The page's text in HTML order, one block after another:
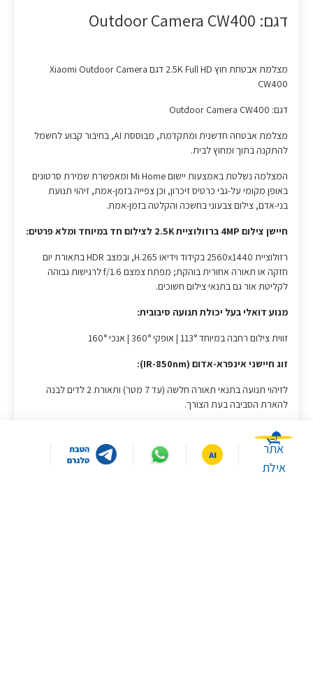
דגם: Outdoor Camera CW400
מצלמת אבטחת חוץ 2.5K Full HD דגם Xiaomi Outdoor Camera
CW400
דגם: Outdoor Camera CW400
מצלמת אבטחה חדשנית ומתקדמת, מבוססת AI, בחיבור קבוע לחשמל
להתקנה בתוך ומחוץ לבית.
המצלמה נשלטת באמצעות יישום Mi Home ומאפשרת שמירת סרטונים
באופן מקומי על-גבי כרטיס זיכרון, וכן צפייה בזמן-אמת, זיהוי תנועת
בני-אדם, צילום צבעוני בחשכה והקלטה בזמן-אמת.
חיישן צילום 4MP ברזולוציית 2.5K לצילום חד במיוחד ומלא פרטים:
רזולוציית 2560x1440 בקידוד וידיאו H.265, ובמצב HDR בתאורת יום
חזקה או תאורה אחורית בוהקת; מפתח צמצם f/1.6 לרגישות גבוהה
לקליטת אור גם בתנאי צילום חשוכים.
מנוע דואלי בעל יכולת תנועה סיבובית:
זווית צילום רחבה במיוחד 113° | אופקי 360° | אנכי 160°
זוג חיישני אינפרא-אדום (IR-850nm):
לזיהוי תנועה בתנאי תאורה חלשה (עד 7 מטר) ותאורת 2 לדים לבנה
להארת הסביבה בעת הצורך.
אלגוריתם AI לזיהוי תנועת בני-אדם:
לצמצום התראות שווא, כולל מעקב אוטומטי אחר אובייקט בתנועה.
אתר
אילת